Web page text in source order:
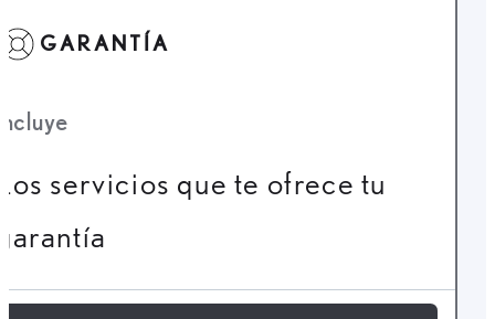
GARANTÍA
servicios que te ofrece tu